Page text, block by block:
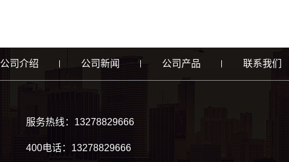
公司介绍 公司新闻 公司产品 联系我们
服务热线：13278829666
400电话：13278829666